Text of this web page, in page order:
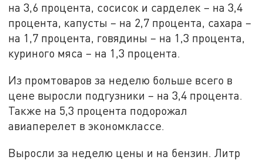
на 3,6 процента, сосисок и сарделек – на 3,4
процента, капусты – на 2,7 процента, сахара –
на 1,7 процента, говядины – на 1,3 процента,
куриного мяса – на 1,3 процента.
Из промтоваров за неделю больше всего в
цене выросли подгузники – на 3,4 процента.
Также на 5,3 процента подорожал
авиаперелет в экономклассе.
Выросли за неделю цены и на бензин. Литр